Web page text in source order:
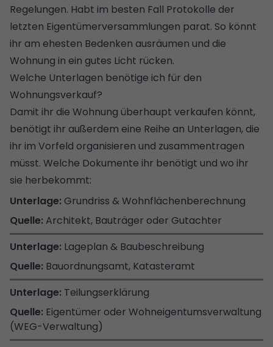
Regelungen. Habt im besten Fall Protokolle der
letzten Eigentümerversammlungen parat. So könnt
ihr am ehesten Bedenken ausräumen und die
Wohnung in ein gutes Licht rücken.
Welche Unterlagen benötige ich für den
Wohnungsverkauf?
Damit ihr die Wohnung überhaupt verkaufen könnt,
benötigt ihr außerdem eine Reihe an Unterlagen, die
ihr im Vorfeld organisieren und zusammentragen
müsst. Welche Dokumente ihr benötigt und wo ihr
sie herbekommt:
Grundriss & Wohnflächenberechnung
Architekt, Bauträger oder Gutachter
Lageplan & Baubeschreibung
Bauordnungsamt, Katasteramt
Teilungserklärung
Eigentümer oder Wohneigentumsverwaltung
(WEG-Verwaltung)